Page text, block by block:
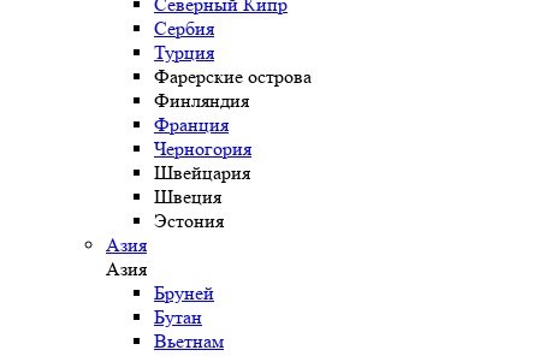
Сербия
Турция
Фарерские острова
Финляндия
Франция
Черногория
Швейцария
Швеция
Эстония
Азия
Азия
Бруней
Бутан
Вьетнам